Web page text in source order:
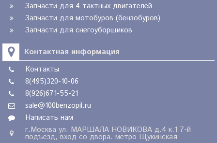
Запчасти для 4 тактных двигателей
Запчасти для мотобуров (бензобуров)
Запчасти для снегоуборщиков
Контактная информация
Контакты
8(495)320-10-06
8(926)671-55-21
sale@100benzopil.ru
Написать нам
г.Москва ул. МАРШАЛА НОВИКОВА д.4 к.1 7-й
подъезд, вход со двора. метро Щукинская